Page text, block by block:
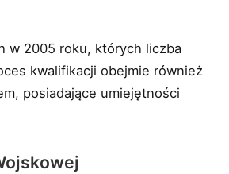
w 2005 roku, których liczba
kwalifikacji obejmie również
posiadające umiejętności